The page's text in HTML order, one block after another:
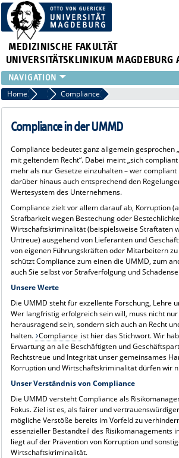
MEDIZINISCHE FAKULTÄT
UNIVERSITÄTSKLINIKUM MAGDEBURG
INSTITUTE
KLINIKEN
ZENTRALE EINRICHTUNGEN
PRESSE
ÜBER UNS
INTERNATIONAL
INTRANET
Home Über unsCompliance
Compliance in der UMMD
Compliance bedeutet ganz allgemein gesprochen
mit geltendem Recht“. Dabei meint „sich
mehr als nur Gesetze einzuhalten – wer
darüber hinaus auch entsprechend den
Wertesystem des Unternehmens.
Compliance zielt vor allem darauf ab, Korruption
Strafbarkeit wegen Bestechung oder
Wirtschaftskriminalität (beispielsweise Straftaten
Untreue) ausgehend von Lieferanten und
von eigenen Führungskräften oder Mitarbeitern
schützt Compliance zum einen die UMMD, zum
auch Sie selbst vor Strafverfolgung und
Unsere Werte
Die UMMD steht für exzellente Forschung, Lehre
Wer langfristig erfolgreich sein will, muss nicht
herausragend sein, sondern sich auch an Recht
halten. Compliance ist hier das Stichwort. Wir
Erwartung an alle Beschäftigten und
Rechtstreue und Integrität unser gemeinsames
Korruption und Wirtschaftskriminalität dürfen wir
Unser Verständnis von Compliance
Die UMMD versteht Compliance als
Fokus. Ziel ist es, als fairer und
mögliche Verstöße bereits im Vorfeld zu
essenzieller Bestandteil des Risikomanagements
liegt auf der Prävention von Korruption und
Wirtschaftskriminalität.